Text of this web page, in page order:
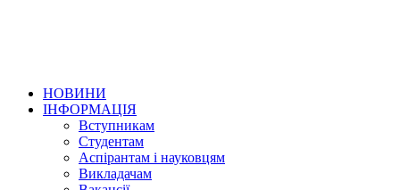
НОВИНИ
ІНФОРМАЦІЯ
Вступникам
Студентам
Аспірантам і науковцям
Викладачам